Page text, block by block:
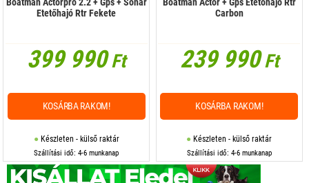
Etetőhajó Rtr Fekete
399 990Ft
Készleten - külső raktár
Szállítási idő: 4-6 munkanap
KOSÁRBA RAKOM!
Carbon
239 990Ft
Készleten - külső raktár
Szállítási idő: 4-6 munkanap
KOSÁRBA RAKOM!